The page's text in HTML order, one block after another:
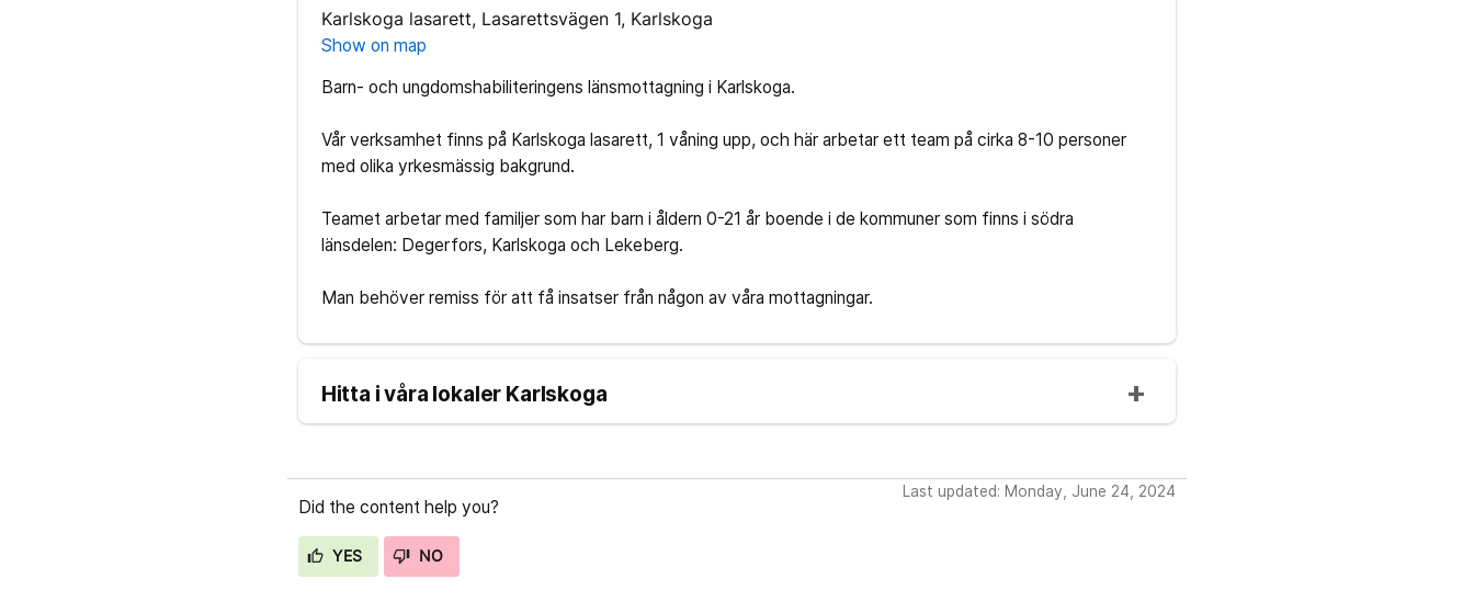
Karlskoga lasarett, Lasarettsvägen 1, Karlskoga
Show on map
Barn- och ungdomshabiliteringens länsmottagning i Karlskoga.
Vår verksamhet finns på Karlskoga lasarett, 1 våning upp, och här arbetar ett team på cirka 8-10 personer
med olika yrkesmässig bakgrund.
Teamet arbetar med familjer som har barn i åldern 0-21 år boende i de kommuner som finns i södra
länsdelen: Degerfors, Karlskoga och Lekeberg.
Man behöver remiss för att få insatser från någon av våra mottagningar.
Hitta i våra lokaler Karlskoga
Did the content help you?
YES NO
Last updated: Monday, June 24, 2024